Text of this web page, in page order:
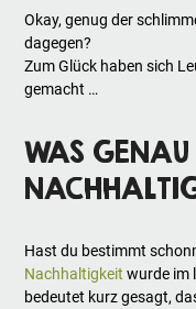
Okay, genug der
dagegen?
Zum Glück haben sich
gemacht …
WAS
Hast du bestimmt
Nachhaltigkeit wurde im
bedeutet kurz gesagt,